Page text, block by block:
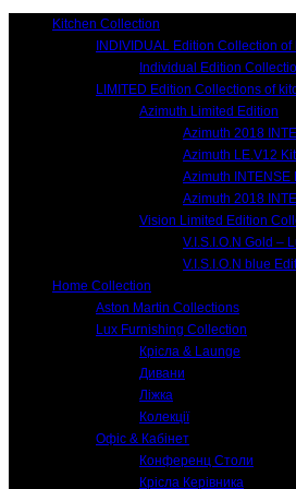
Kitchen Collection
INDIVIDUAL Edition Collection of
Individual Edition
LIMITED Edition Collections of
Azimuth Limited Edition
Azimuth 2018
Azimuth LE.V12
Azimuth INTENSE
Azimuth 2018
Vision Limited Edition
V.I.S.I.O.N Gold –
V.I.S.I.O.N blue
Home Collection
Aston Martin Collections
Lux Furnishing Collection
Крісла & Launge
Дивани
Ліжка
Колекції
Офіс & Кабінет
Конференц Столи
Крісла Керівника